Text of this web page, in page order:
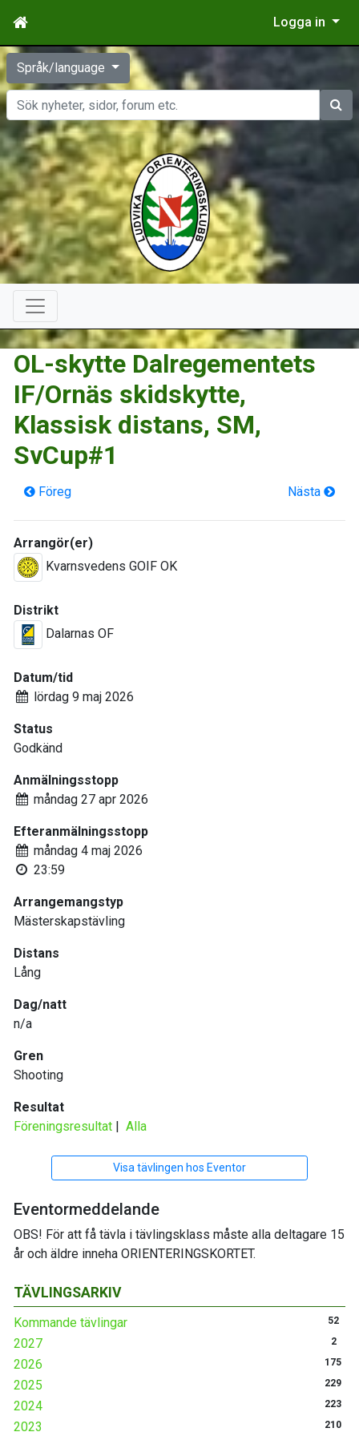
Logga in
Språk/language
Sök
TÄVLINGSARKIV
Kommande tävlingar 52
2027 2
2026 175
2025 229
2024 223
2023 210
OL-skytte Dalregementets
IF/Ornäs skidskytte,
Klassisk distans, SM,
SvCup#1
Föreg Nästa
Arrangör(er)
Kvarnsvedens GOIF OK
Distrikt
Dalarnas OF
Datum/tid
lördag 9 maj 2026
Status
Godkänd
Anmälningsstopp
måndag 27 apr 2026
Efteranmälningsstopp
måndag 4 maj 2026
23:59
Arrangemangstyp
Mästerskapstävling
Distans
Lång
Dag/natt
n/a
Gren
Shooting
Resultat
Föreningsresultat | Alla
Visa tävlingen hos Eventor
Eventormeddelande
OBS! För att få tävla i tävlingsklass måste alla deltagare 15
år och äldre inneha ORIENTERINGSKORTET.